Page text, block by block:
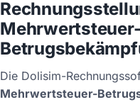
Mehrwertsteuer-
Die Dolisim-
Mehrwertsteuer-